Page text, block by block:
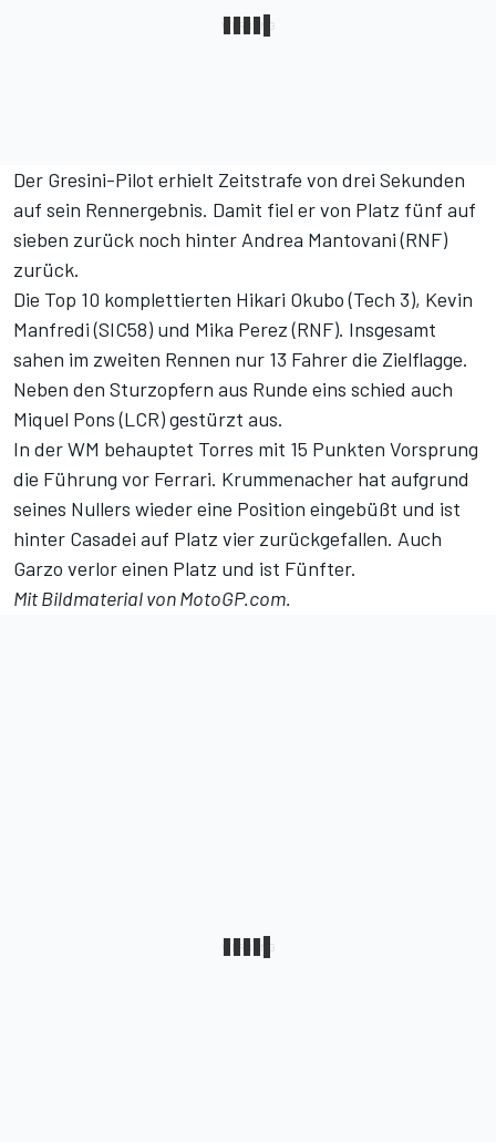
Der Gresini-Pilot erhielt Zeitstrafe von drei Sekunden
auf sein Rennergebnis. Damit fiel er von Platz fünf auf
sieben zurück noch hinter Andrea Mantovani (RNF)
zurück.
Die Top 10 komplettierten Hikari Okubo (Tech 3), Kevin
Manfredi (SIC58) und Mika Perez (RNF). Insgesamt
sahen im zweiten Rennen nur 13 Fahrer die Zielflagge.
Neben den Sturzopfern aus Runde eins schied auch
Miquel Pons (LCR) gestürzt aus.
In der WM behauptet Torres mit 15 Punkten Vorsprung
die Führung vor Ferrari. Krummenacher hat aufgrund
seines Nullers wieder eine Position eingebüßt und ist
hinter Casadei auf Platz vier zurückgefallen. Auch
Garzo verlor einen Platz und ist Fünfter.
Mit Bildmaterial von MotoGP.com.